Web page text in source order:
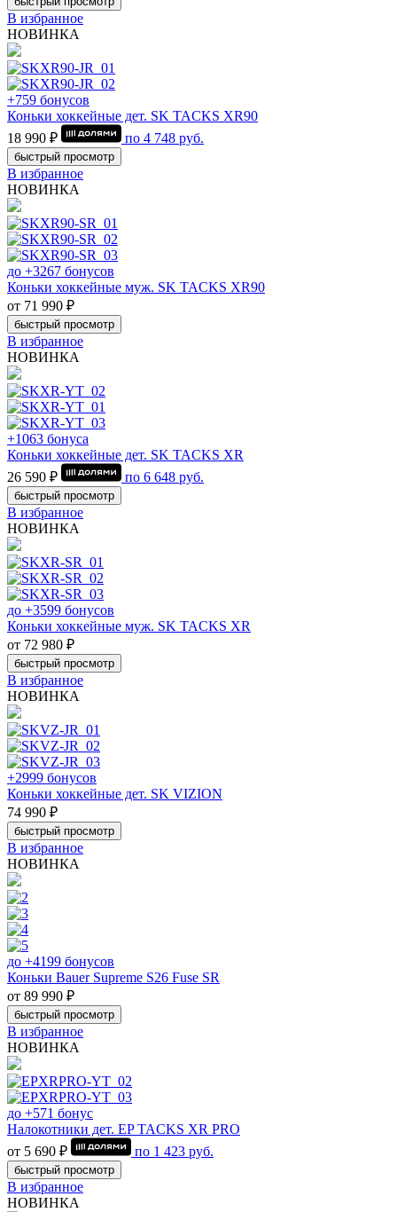
В избранное
НОВИНКА
+759 бонусов
Коньки хоккейные дет. SK TACKS XR90
18 990 ₽
по 4 748 руб.
быстрый просмотр
В избранное
НОВИНКА
до +3267 бонусов
Коньки хоккейные муж. SK TACKS XR90
от 71 990 ₽
быстрый просмотр
В избранное
НОВИНКА
+1063 бонуса
Коньки хоккейные дет. SK TACKS XR
26 590 ₽
по 6 648 руб.
быстрый просмотр
В избранное
НОВИНКА
до +3599 бонусов
Коньки хоккейные муж. SK TACKS XR
от 72 980 ₽
быстрый просмотр
В избранное
НОВИНКА
+2999 бонусов
Коньки хоккейные дет. SK VIZION
74 990 ₽
быстрый просмотр
В избранное
НОВИНКА
до +4199 бонусов
Коньки Bauer Supreme S26 Fuse SR
от 89 990 ₽
быстрый просмотр
В избранное
НОВИНКА
до +571 бонус
Налокотники дет. EP TACKS XR PRO
от 5 690 ₽
по 1 423 руб.
быстрый просмотр
В избранное
НОВИНКА